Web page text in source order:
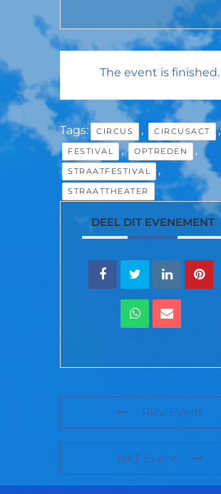
The event is finished.
Tags: CIRCUS , CIRCUSACT ,
FESTIVAL , OPTREDEN ,
STRAATFESTIVAL ,
STRAATTHEATER
DEEL DIT EVENEMENT
PRV Event
NXT Event